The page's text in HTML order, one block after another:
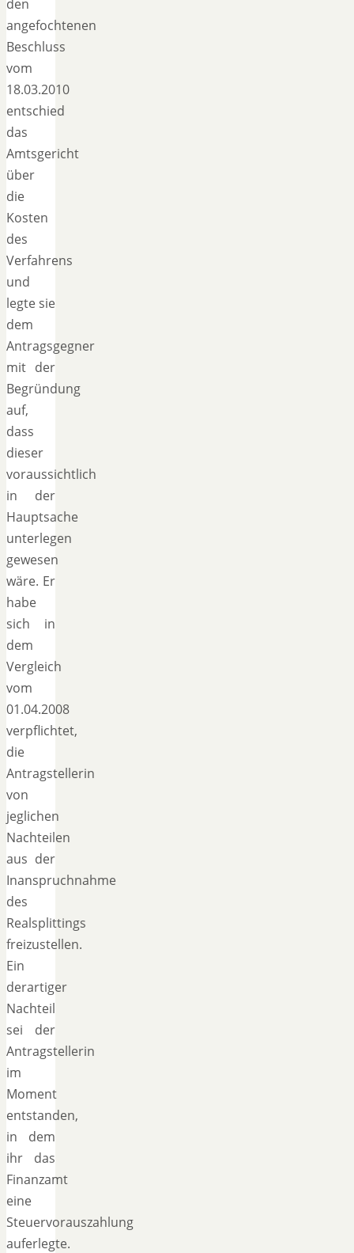
den
angefochtenen
Beschluss
vom
18.03.2010
entschied
das
Amtsgericht
über
die
Kosten
des
Verfahrens
und
legte sie
dem
Antragsgegner
mit der
Begründung
auf,
dass
dieser
voraussichtlich
in der
Hauptsache
unterlegen
gewesen
wäre. Er
habe
sich in
dem
Vergleich
vom
01.04.2008
verpflichtet,
die
Antragstellerin
von
jeglichen
Nachteilen
aus der
Inanspruchnahme
des
Realsplittings
freizustellen.
Ein
derartiger
Nachteil
sei der
Antragstellerin
im
Moment
entstanden,
in dem
ihr das
Finanzamt
eine
Steuervorauszahlung
auferlegte.